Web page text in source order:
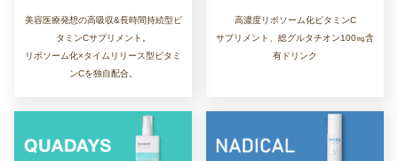
美容医療発想の高吸収&長時間持続型ビ
タミンCサプリメント。
リポソーム化×タイムリリース型ビタミ
ンCを独自配合。
高濃度リポソーム化ビタミンC
サプリメント、総グルタチオン100㎎含
有ドリンク